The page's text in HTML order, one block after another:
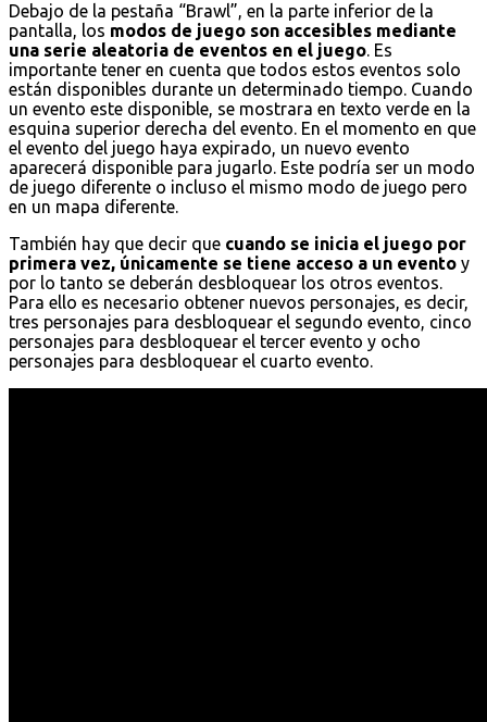
Debajo de la pestaña “Brawl”, en la parte inferior de la
pantalla, los modos de juego son accesibles mediante
una serie aleatoria de eventos en el juego. Es
importante tener en cuenta que todos estos eventos solo
están disponibles durante un determinado tiempo. Cuando
un evento este disponible, se mostrara en texto verde en la
esquina superior derecha del evento. En el momento en que
el evento del juego haya expirado, un nuevo evento
aparecerá disponible para jugarlo. Este podría ser un modo
de juego diferente o incluso el mismo modo de juego pero
en un mapa diferente.
También hay que decir que cuando se inicia el juego por
primera vez, únicamente se tiene acceso a un evento y
por lo tanto se deberán desbloquear los otros eventos.
Para ello es necesario obtener nuevos personajes, es decir,
tres personajes para desbloquear el segundo evento, cinco
personajes para desbloquear el tercer evento y ocho
personajes para desbloquear el cuarto evento.